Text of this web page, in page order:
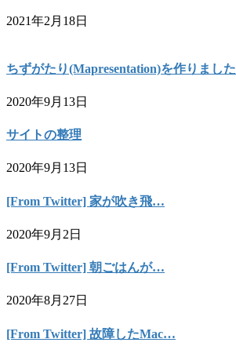
2021年2月18日
ちずがたり(Mapresentation)を作りました
2020年9月13日
サイトの整理
2020年9月13日
[From Twitter] 家が吹き飛…
2020年9月2日
[From Twitter] 朝ごはんが…
2020年8月27日
[From Twitter] 故障したMac…